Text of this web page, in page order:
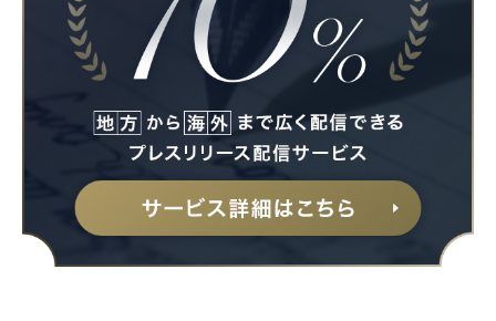
English